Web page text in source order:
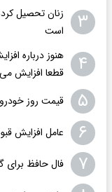
۳
زنان تحصیل
است
۴
هنوز درباره
قطعا افزایش
۵ قیمت روز خودرو؛ بازار
۶ عامل افزایش
۷ فال حافظ برای